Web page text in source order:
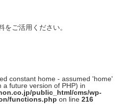
をご活用ください。
constant home - assumed 'home'
a future version of PHP) in
public_html/cms/wp-
functions.php on line 216